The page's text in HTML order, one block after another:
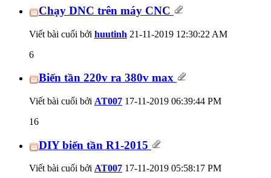
Chạy DNC trên máy CNC
Viết bài cuối bởi huutinh 21-11-2019 12:30:22 AM
6
Biến tần 220v ra 380v max
Viết bài cuối bởi AT007 17-11-2019 06:39:44 PM
16
DIY biến tần R1-2015
Viết bài cuối bởi AT007 17-11-2019 05:58:17 PM